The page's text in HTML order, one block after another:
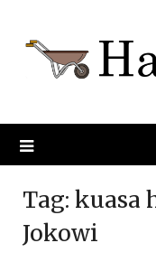
content
Tag: kuasa
Jokowi